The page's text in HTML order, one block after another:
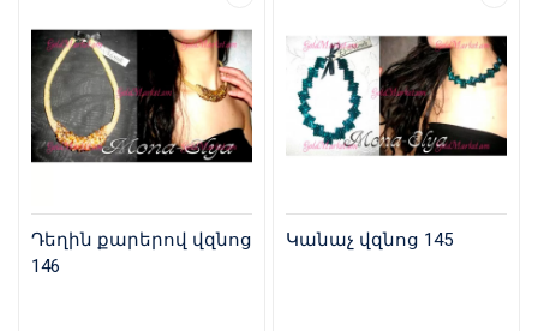
Դեղին քարերով վզնոց
146
Կանաչ վզնոց 145